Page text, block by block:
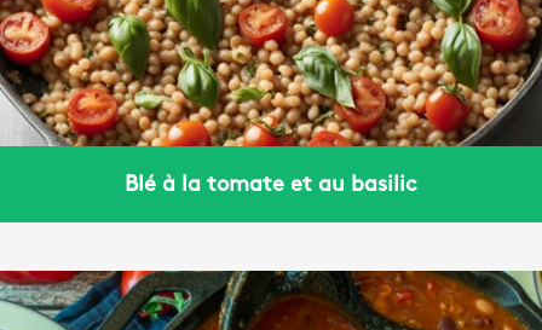
Blé à la tomate et au basilic